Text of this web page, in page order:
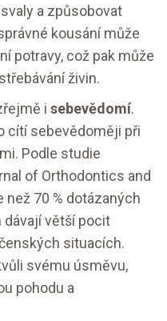
a způsobovat
kousání může
potravy, což pak může
živin.
i sebevědomí.
cítí sebevědoměji při
Podle studie
of Orthodontics and
70 % dotázaných
dávají větší pocit
situacích.
svému úsměvu,
pohodu a